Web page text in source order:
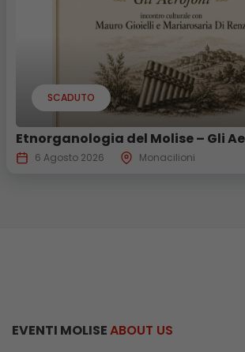
SCADUTO
Etnorganologia del Molise – Gli
6 Agosto 2026 Monacilioni
EVENTI MOLISEABOUT US